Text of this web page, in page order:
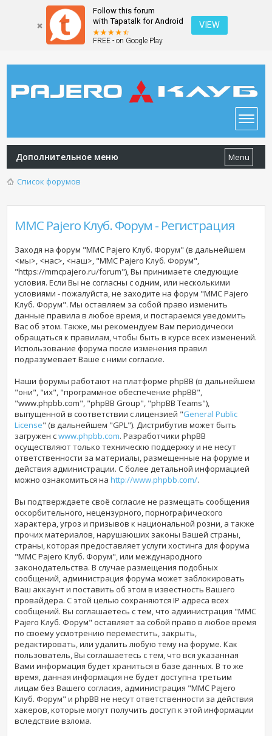
Follow this forum
with Tapatalk for Android
FREE - on Google Play
VIEW
Дополнительное меню Menu
Список форумов
MMC Pajero Клуб. Форум - Регистрация
Заходя на форум "MMC Pajero Клуб. Форум" (в дальнейшем
<мы>, <нас>, <наш>, "MMC Pajero Клуб. Форум",
"https://mmcpajero.ru/forum"), Вы принимаете следующие
условия. Если Вы не согласны с одним, или несколькими
условиями - пожалуйста, не заходите на форум "MMC Pajero
Клуб. Форум". Мы оставляем за собой право изменить
данные правила в любое время, и постараемся уведомить
Вас об этом. Также, мы рекомендуем Вам периодически
обращаться к правилам, чтобы быть в курсе всех изменений.
Использование форумапосле изменения правил
подразумевает Ваше с ними согласие.
Наши форумы работают на платформе phpBB (в дальнейшем
"они", "их", "программное обеспечение phpBB",
"www.phpbb.com", "phpBB Group", "phpBB Teams"),
выпущенной в соответствии с лицензией "General Public
License" (в дальнейшем "GPL"). Дистрибутив может быть
загружен сwww.phpbb.com. Разработчики phpBB
осуществляют только техническю поддержку и не несут
ответственности за материалы, размещенные на форуме и
действия администрации. С более детальной информацией
можно ознакомиться наhttp://www.phpbb.com/.
Вы подтверждаете своё согласие не размещать сообщения
оскорбительного, нецензурного, порнографического
характера, угроз и призывов к национальной розни, а также
прочих материалов, нарушаюших законы Вашей страны,
страны, которая предоставляет услуги хостинга для форума
"MMC Pajero Клуб. Форум", или международного
законодательства. В случае размещения подобных
сообщений, администрация форума может заблокировать
Ваш аккаунт и поставить об этом в известность Вашего
провайдера. С этой целью сохраняются IP адреса всех
сообщений. Вы соглашаетесь с тем, что администрация "MMC
Pajero Клуб. Форум" оставляет за собой право в любое время
по своему усмотрению переместить, закрыть,
редактировать, или удалить любую тему на форуме. Как
пользователь, Вы соглашаетесь с тем, что вся указанная
Вами информация будет храниться в базе данных. В то же
время, данная информация не будет доступна третьим
лицам без Вашего согласия, администрация "MMC Pajero
Клуб. Форум" и phpBB не несут ответственности за действия
хакеров, которые могут получить доступ к этой информации
вследствие взлома.